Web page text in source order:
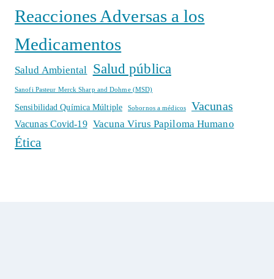
Reacciones Adversas a los
Medicamentos
Salud Ambiental Salud pública
Sanofi Pasteur Merck Sharp and Dohme (MSD)
Sensibilidad Química Múltiple Sobornos a médicos Vacunas
Vacunas Covid-19 Vacuna Virus Papiloma Humano
Ética